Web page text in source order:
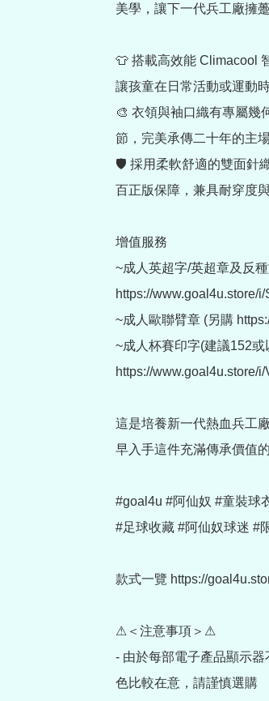
美學，讓下一代兵工廠擁
👕 搭載高效能 Climacool
讓孩童在日常活動或運動
🎨 衣領與袖口織有專屬幾
節，完美承傳二十年的主
🛡 採用柔軟舒適的雙面針
百正版保障，兼具耐穿度
增值服務
~成人英超字/英超章及反
https://www.goal4u.store/
~成人歐聯臂章 (另購
~成人杯賽印字(建議152或
https://www.goal4u.store/
這是培養新一代熱血兵工
早入手這件充滿傳承價值的
#goal4u #阿仙奴 #童裝球
#足球收藏 #阿仙奴球迷 #
款式一覽 https://
⚠＜注意事項＞⚠
- 由於每部電子產品顯示
色比較在意，請謹慎選購